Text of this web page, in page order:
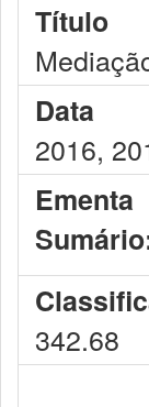
Título
Data
2016,
Ementa
342.68